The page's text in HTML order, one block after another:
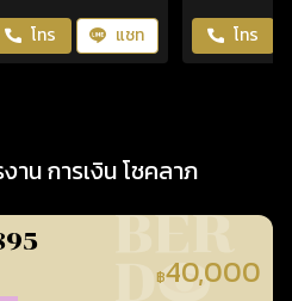
โทร แชท โทร
าน การเงิน โชคลาภ
฿40,000